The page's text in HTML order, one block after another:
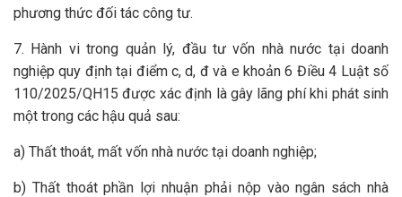
phương thức đối tác công tư.
7. Hành vi trong quản lý, đầu tư vốn nhà nước tại doanh
nghiệp quy định tại điểm c, d, đ và e khoản 6 Điều 4 Luật số
110/2025/QH15 được xác định là gây lãng phí khi phát sinh
một trong các hậu quả sau:
a) Thất thoát, mất vốn nhà nước tại doanh nghiệp;
b) Thất thoát phần lợi nhuận phải nộp vào ngân sách nhà